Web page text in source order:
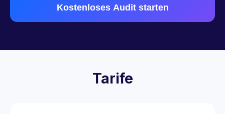
Kostenloses Audit starten
Tarife